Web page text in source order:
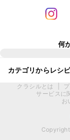
何
カテゴリからレシ
クラシルとは
サービスに
お